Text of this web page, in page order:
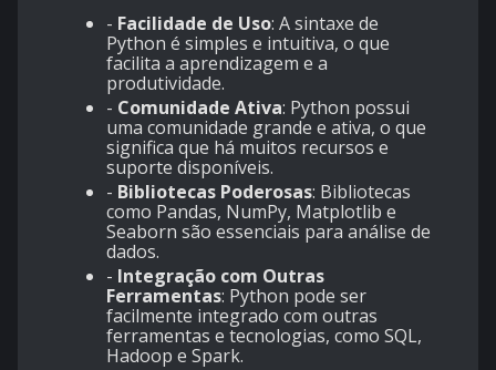
- Facilidade de Uso: A sintaxe de
Python é simples e intuitiva, o que
facilita a aprendizagem e a
produtividade.
- Comunidade Ativa: Python possui
uma comunidade grande e ativa, o que
significa que há muitos recursos e
suporte disponíveis.
- Bibliotecas Poderosas: Bibliotecas
como Pandas, NumPy, Matplotlib e
Seaborn são essenciais para análise de
dados.
- Integração com Outras
Ferramentas: Python pode ser
facilmente integrado com outras
ferramentas e tecnologias, como SQL,
Hadoop e Spark.